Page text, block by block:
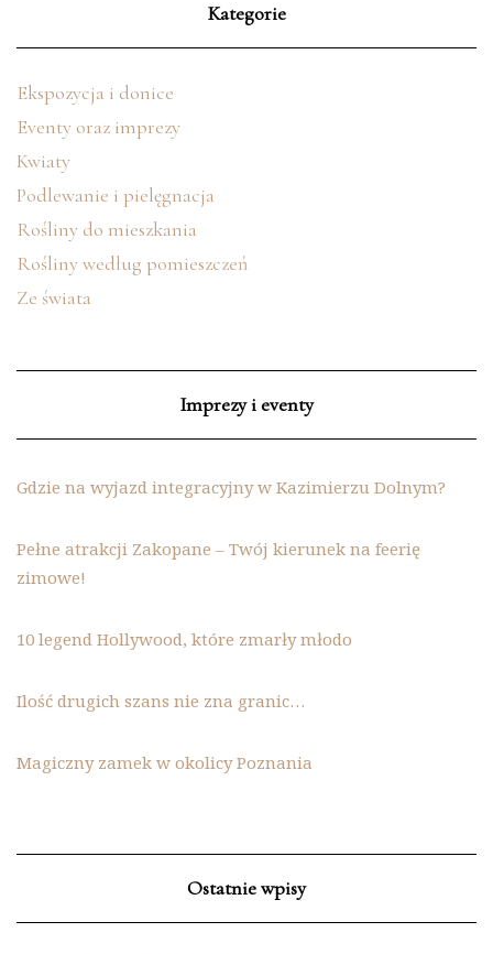
Kategorie
Ekspozycja i donice
Eventy oraz imprezy
Kwiaty
Podlewanie i pielęgnacja
Rośliny do mieszkania
Rośliny według pomieszczeń
Ze świata
Imprezy i eventy
Gdzie na wyjazd integracyjny w Kazimierzu Dolnym?
Pełne atrakcji Zakopane – Twój kierunek na feerię
zimowe!
10 legend Hollywood, które zmarły młodo
Ilość drugich szans nie zna granic…
Magiczny zamek w okolicy Poznania
Ostatnie wpisy